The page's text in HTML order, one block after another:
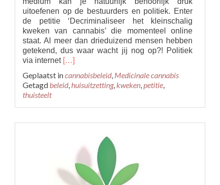
uitoefenen op de bestuurders en politiek. Enter
de petitie ‘Decriminaliseer het kleinschalig
kweken van cannabis’ die momenteel online
staat. Al meer dan drieduizend mensen hebben
getekend, dus waar wacht jij nog op?! Politiek
via internet Read
about
Teken
petitie
[…]
Geplaatst incannabisbeleid, Medicinale cannabis
Getagdbeleid,huisuitzetting,kweken,petitie,
thuisteelt